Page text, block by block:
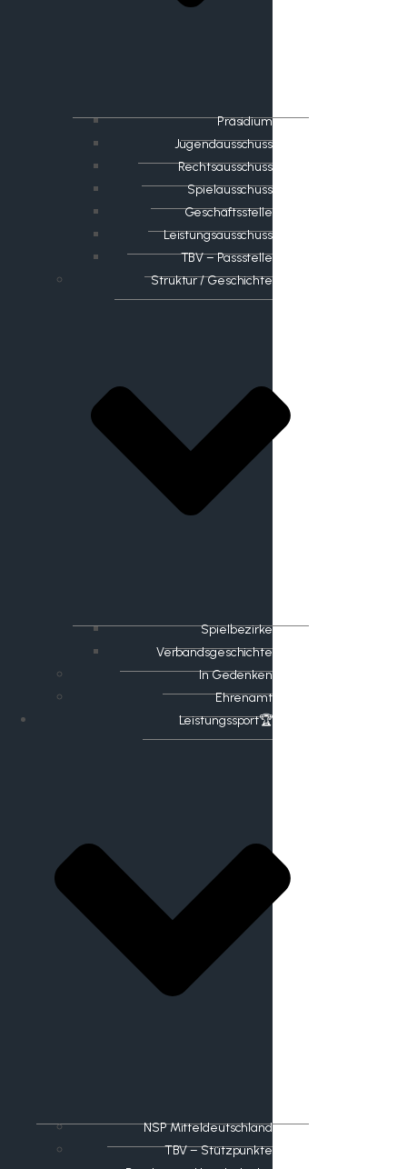
Präsidium
Jugendausschuss
Rechtsausschuss
Spielausschuss
Geschäftsstelle
Leistungsausschuss
TBV – Passstelle
Struktur / Geschichte
Spielbezirke
Verbandsgeschichte
In Gedenken
Ehrenamt
​Leistungssport🏆
NSP Mitteldeutschland
TBV – Stützpunkte